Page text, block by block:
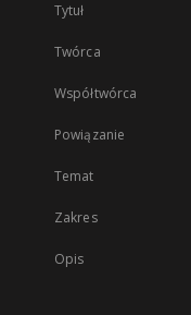
Tytuł
Twórca
Współtwórca
Powiązanie
Temat
Zakres
Opis